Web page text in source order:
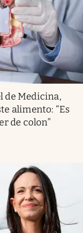
de Medicina,
alimento: “Es
de colon”